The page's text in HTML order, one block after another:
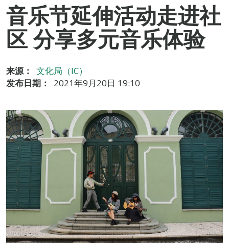
音乐节延伸活动走进社
区 分享多元音乐体验
来源：
文化局（IC）
发布日期：
2021年9月20日 19:10